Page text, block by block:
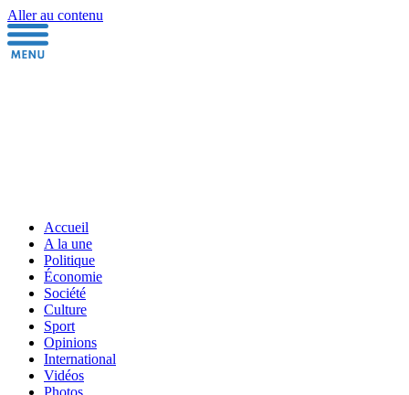
Aller au contenu
Accueil
A la une
Politique
Économie
Société
Culture
Sport
Opinions
International
Vidéos
Photos